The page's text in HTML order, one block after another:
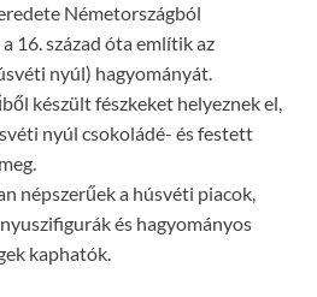
Németországból
16. század óta említik az
nyúl) hagyományát.
készült fészkeket helyeznek el,
nyúl csokoládé- és festett
népszerűek a húsvéti piacok,
és hagyományos
kaphatók.